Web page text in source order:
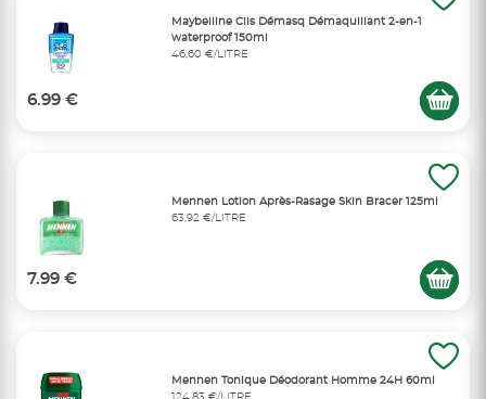
Maybelline Cils Démasq Démaquillant 2-en-1
waterproof 150ml
46,60 €/LITRE
6.99 €
Mennen Lotion Après-Rasage Skin Bracer 125ml
63,92 €/LITRE
7.99 €
Mennen Tonique Déodorant Homme 24H 60ml
124,83 €/LITRE